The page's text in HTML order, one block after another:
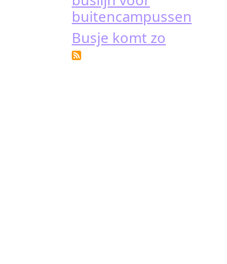
buitencampussen
Busje komt zo